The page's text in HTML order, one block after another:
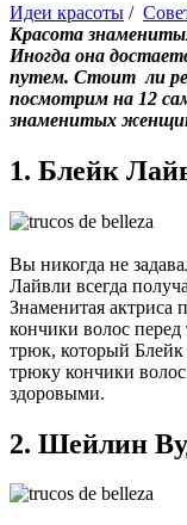
Идеи красоты /
Красота
Иногда она
путем. Стоит ли
посмотрим на 12
знаменитых
1. Блейк
Вы никогда не
Лайвли всегда
Знаменитая актриса
кончики волос
трюк, который Блейк
трюку кончики
здоровыми.
2. Шейлин